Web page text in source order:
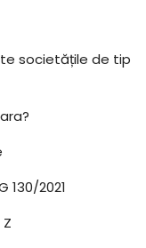
societățile de tip
130/2021